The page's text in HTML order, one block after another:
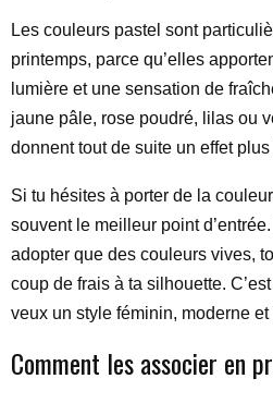
Les couleurs pastel sont
printemps, parce qu’elles
lumière et une sensation de
jaune pâle, rose poudré, lilas ou
donnent tout de suite un effet
Si tu hésites à porter de la
souvent le meilleur point
adopter que des couleurs vives,
coup de frais à ta silhouette.
veux un style féminin, moderne et
Comment les associer en